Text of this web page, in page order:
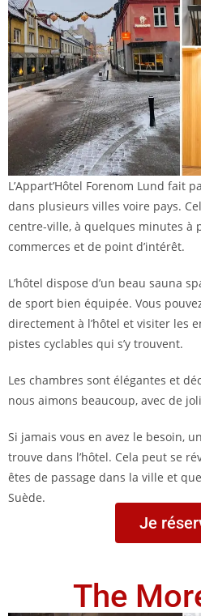
L’Appart’Hôtel Forenom Lund fait
dans plusieurs villes voire pays.
centre-ville, à quelques minutes à
commerces et de point d’intérêt.
L’hôtel dispose d’un beau sauna
de sport bien équipée. Vous
directement à l’hôtel et visiter les
pistes cyclables qui s’y trouvent.
Les chambres sont élégantes et
nous aimons beaucoup, avec de
Si jamais vous en avez le besoin,
trouve dans l’hôtel. Cela peut se
êtes de passage dans la ville et
Suède.
Je
The